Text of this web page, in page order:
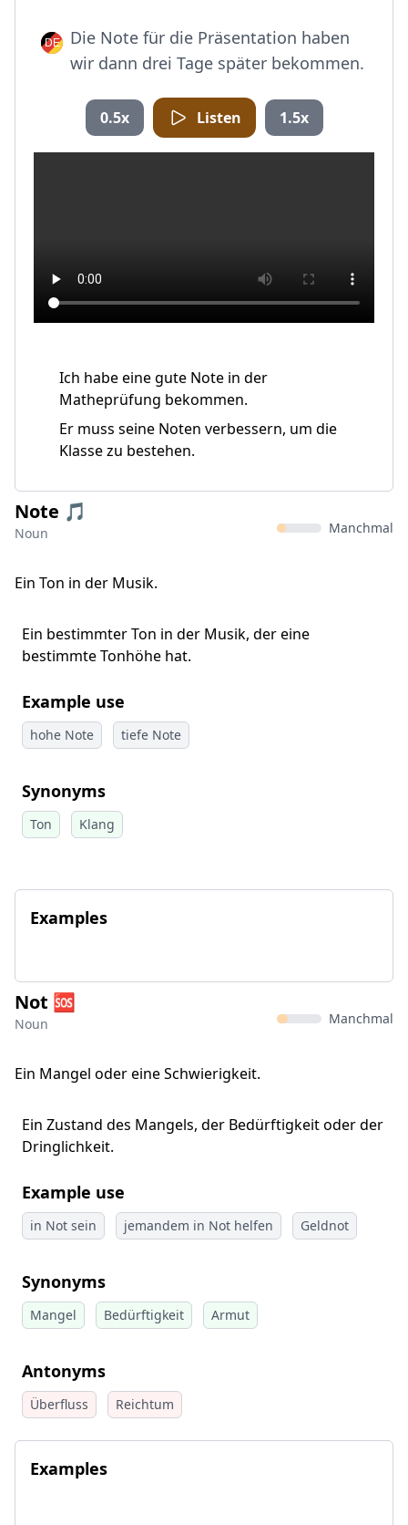
Die Note für die Präsentation haben
wir dann drei Tage später bekommen.
0.5x Listen 1.5x
Ich habe eine gute Note in der
Matheprüfung bekommen.
Er muss seine Noten verbessern, um die
Klasse zu bestehen.
Note 🎵
Noun Manchmal
Ein Ton in der Musik.
Ein bestimmter Ton in der Musik, der eine
bestimmte Tonhöhe hat.
Example use
hohe Note tiefe Note
Synonyms
Ton Klang
Examples
Not 🆘
Noun Manchmal
Ein Mangel oder eine Schwierigkeit.
Ein Zustand des Mangels, der Bedürftigkeit oder der
Dringlichkeit.
Example use
in Not sein jemandem in Not helfen Geldnot
Synonyms
Mangel Bedürftigkeit Armut
Antonyms
Überfluss Reichtum
Examples